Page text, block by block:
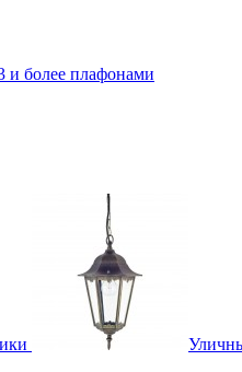
и более плафонами